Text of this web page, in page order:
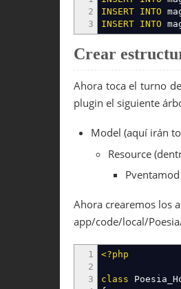
63
64
65
67
70
71
73
</
</
</
</global>
</config>
2
3
INSERT INTO
INSERT INTO
Crear
Ahora toca el turno
plugin el siguiente
Model (aquí irán
Resource
Ahora crearemos los
app/code/local/
1
2
3
<?php
class